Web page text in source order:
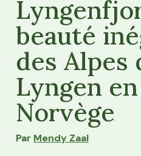
beauté
des Alpes
Lyngen en
Norvège
Par Mendy Zaal